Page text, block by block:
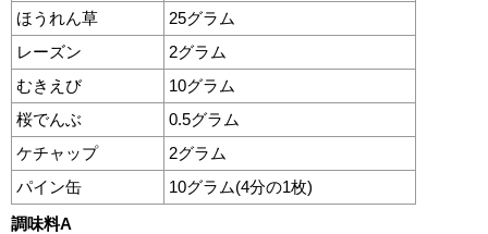
ほうれん草
25グラム
レーズン
2グラム
むきえび
10グラム
桜でんぶ
0.5グラム
ケチャップ
2グラム
パイン缶
10グラム(4分の1枚)
調味料A